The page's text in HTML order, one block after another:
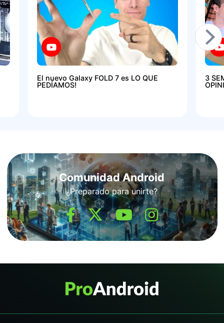
El nuevo Galaxy FOLD 7 es LO QUE
PEDÍAMOS!
3
Comunidad Android
¿Preparado para unirte?